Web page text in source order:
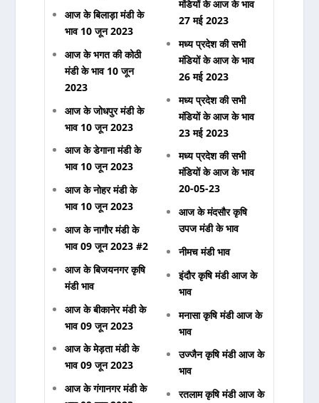
आज के बिलाड़ा मंडी के
भाव 10 जून 2023
आज के भगत की कोठी
मंडी के भाव 10 जून
2023
आज के जोधपुर मंडी के
भाव 10 जून 2023
आज के डेगाना मंडी के
भाव 10 जून 2023
आज के नोहर मंडी के
भाव 10 जून 2023
आज के नागौर मंडी के
भाव 09 जून 2023 #2
आज के बिजयनगर कृषि
मंडी भाव
आज के बीकानेर मंडी के
भाव 09 जून 2023
आज के मेड़ता मंडी के
भाव 09 जून 2023
आज के गंगानगर मंडी के
मंडियों के आज के भाव
27 मई 2023
मध्य प्रदेश की सभी
मंडियों के आज के भाव
26 मई 2023
मध्य प्रदेश की सभी
मंडियों के आज के भाव
23 मई 2023
मध्य प्रदेश की सभी
मंडियों के आज के भाव
20-05-23
आज के मंदसौर कृषि
उपज मंडी के भाव
नीमच मंडी भाव
इंदौर कृषि मंडी आज के
भाव
मनासा कृषि मंडी आज के
भाव
उज्जैन कृषि मंडी आज के
भाव
रतलाम कृषि मंडी आज के